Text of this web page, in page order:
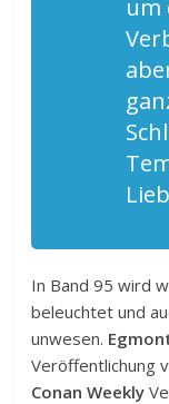
um
In Band 95 wird
beleuchtet und
unwesen.
Veröffentlichung
Conan Weekly